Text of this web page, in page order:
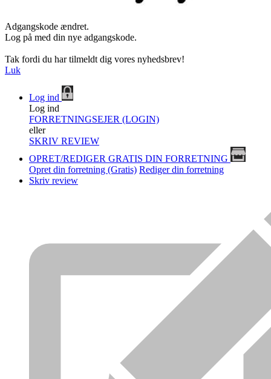
Adgangskode ændret.
Log på med din nye adgangskode.
Tak fordi du har tilmeldt dig vores nyhedsbrev!
Luk
Log ind
Log ind
FORRETNINGSEJER (LOGIN)
eller
SKRIV REVIEW
OPRET/REDIGER GRATIS DIN FORRETNING
Opret din forretning (Gratis) Rediger din forretning
Skriv review